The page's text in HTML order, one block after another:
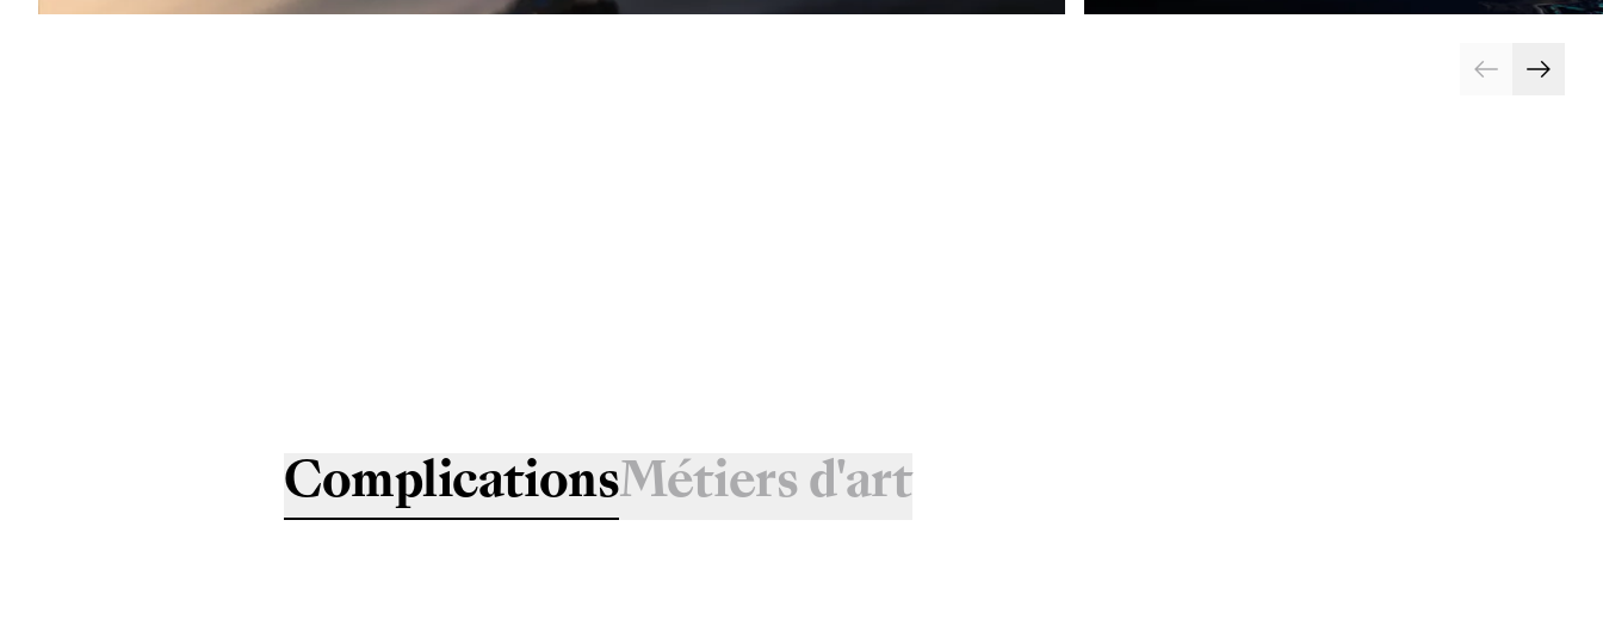
ComplicationsMétiers d'art